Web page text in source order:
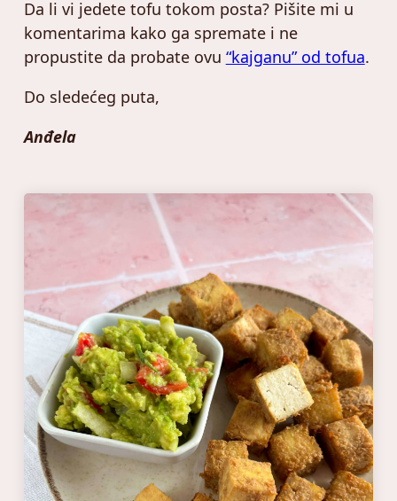
Da li vi jedete tofu tokom posta? Pišite mi u
komentarima kako ga spremate i ne
propustite da probate ovu “kajganu” od tofua.
Do sledećeg puta,
Anđela